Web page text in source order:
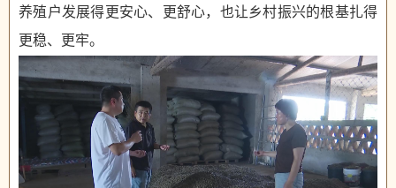
养殖户发展得更安心、更舒心，也让乡村振兴的根基扎得
更稳、更牢。